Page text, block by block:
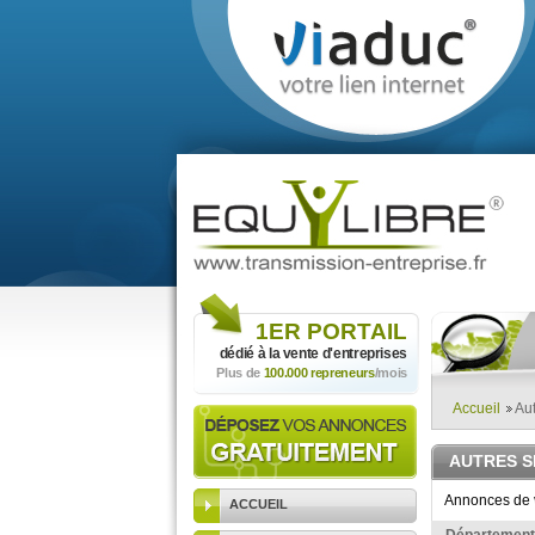
1ER PORTAIL
dédié à la vente d'entreprises
Plus de 100.000 repreneurs/mois
ACCUEIL
Accueil
AUTRES
Annonces de